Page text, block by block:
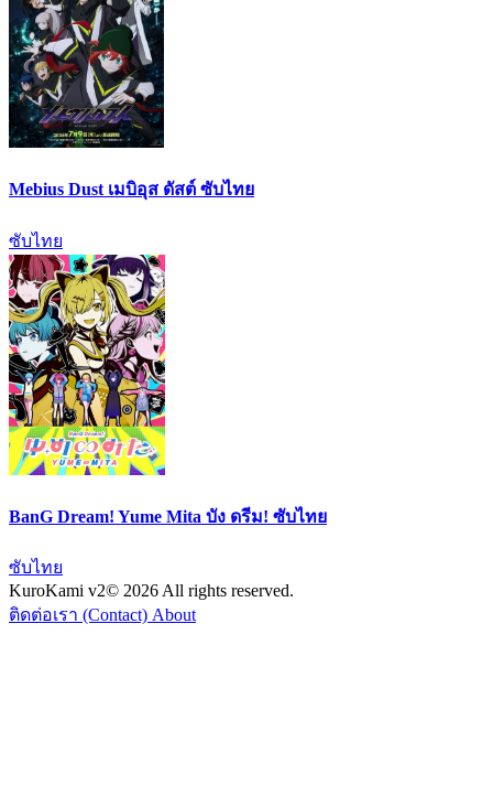
Mebius Dust เมบิอุส ดัสต์ ซับไทย
ซับไทย
BanG Dream! Yume Mita บัง ดรีม! ซับไทย
ซับไทย
KuroKami v2© 2026 All rights reserved.
ติดต่อเรา (Contact) About